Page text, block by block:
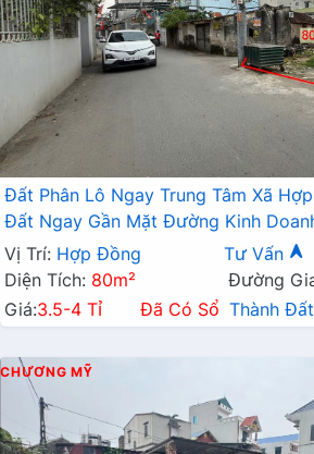
Đất Phân Lô Ngay Trung Tâm Xã
Đất Ngay Gần Mặt Đường Kinh
Vị Trí: Hợp Đồng Tư Vấn
Diện Tích: 80m²
Đường
Giá:3.5-4 Tỉ Đã Có Sổ Thành
CHƯƠNG MỸ